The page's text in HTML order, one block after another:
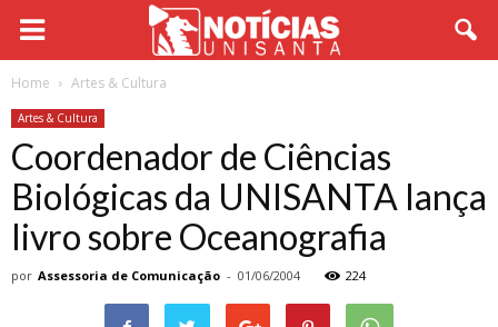
Home Artes & Cultura
Artes & Cultura
Coordenador de Ciências
Biológicas da UNISANTA lança
livro sobre Oceanografia
por Assessoria de Comunicação - 01/06/2004 224